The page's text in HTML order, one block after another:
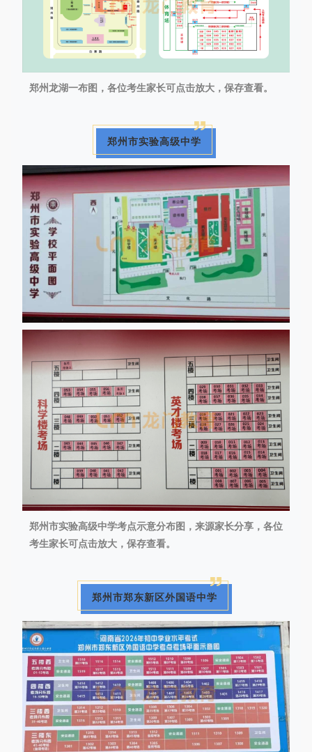
郑州龙湖一布图，各位考生家长可点击放大，保存查看。
郑州市实验高级中学
郑州市实验高级中学考点示意分布图，来源家长分享，各位
考生家长可点击放大，保存查看。
郑州市郑东新区外国语中学